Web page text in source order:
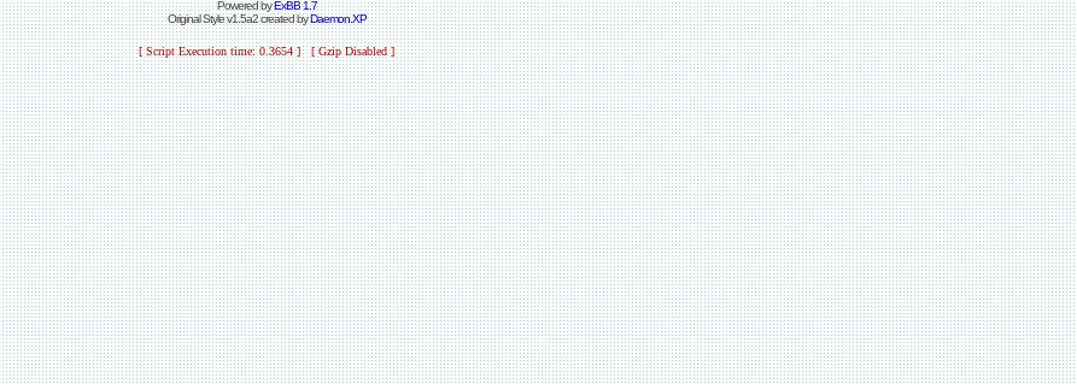
Powered byExBB 1.7
Original Style v1.5a2 created byDaemon.XP
[ Script Execution time: 0.3654 ] [ Gzip Disabled ]